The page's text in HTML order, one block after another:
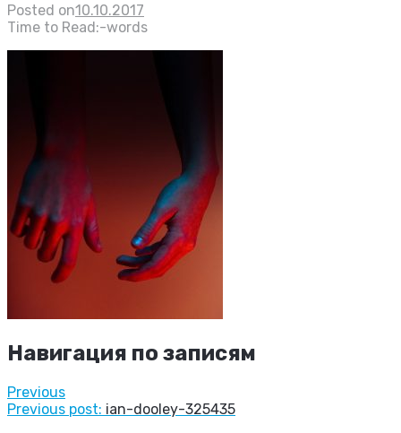
Posted on10.10.2017
Time to Read:-words
Навигация по записям
Previous
Previous post: ian-dooley-325435